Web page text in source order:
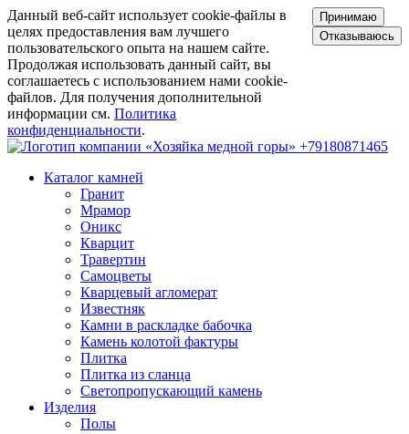
Данный веб-сайт использует cookie-файлы в
целях предоставления вам лучшего
пользовательского опыта на нашем сайте.
Продолжая использовать данный сайт, вы
соглашаетесь с использованием нами cookie-
файлов. Для получения дополнительной
информации см. Политика
конфиденциальности.
Принимаю
Отказываюсь
+79180871465
Каталог камней
Гранит
Мрамор
Оникс
Кварцит
Травертин
Самоцветы
Кварцевый агломерат
Известняк
Камни в раскладке бабочка
Камень колотой фактуры
Плитка
Плитка из сланца
Светопропускающий камень
Изделия
Полы